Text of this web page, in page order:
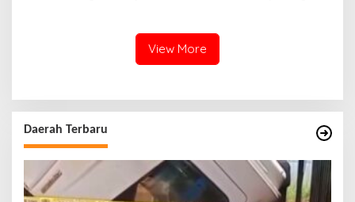
View More
Daerah Terbaru